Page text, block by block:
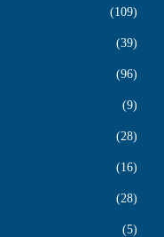
109
39
96
9
28
16
28
5